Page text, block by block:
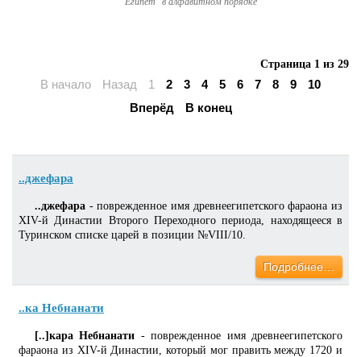
Страница 1 из 29
В начало Назад 1 2 3 4 5 6 7 8 9
10
Вперёд
В конец
..джефара
..джефара - поврежденное имя древнеегипетского фараона из
XIV-й Династии Второго Переходного периода, находящееся в
Туринском списке царей в позиции №VIII/10.
Подробнее…
..ка Небнанати
[..]кара Небнанати - поврежденное имя древнеегипетского
фараона из XIV-й Династии, который мог править между 1720 и